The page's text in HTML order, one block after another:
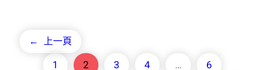
← 上一頁
1 2 3 4 … 6